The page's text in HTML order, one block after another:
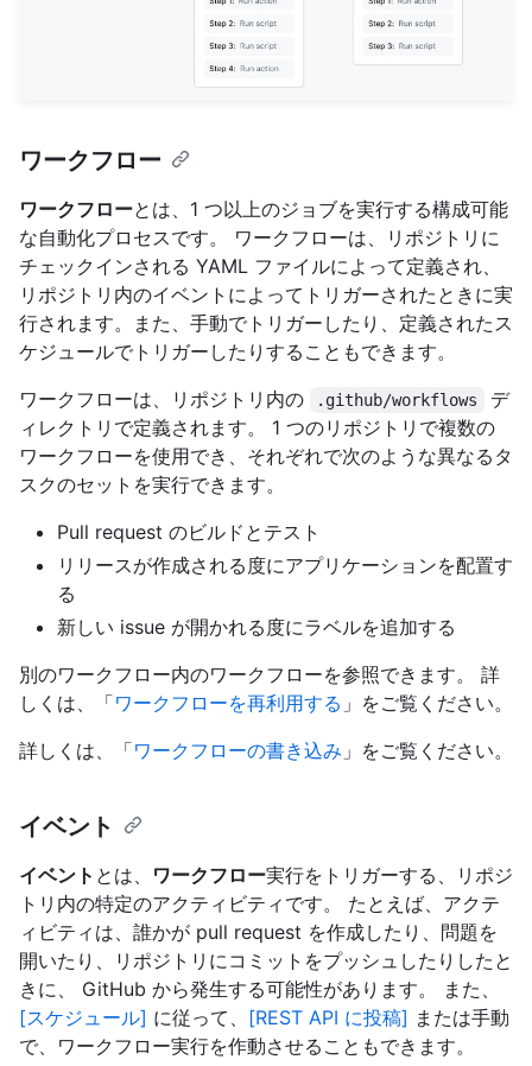
ワークフロー
ワークフローとは、1 つ以上のジョブを実行する構成可能
な自動化プロセスです。 ワークフローは、リポジトリに
チェックインされる YAML ファイルによって定義され、
リポジトリ内のイベントによってトリガーされたときに実
行されます。また、手動でトリガーしたり、定義されたス
ケジュールでトリガーしたりすることもできます。
ワークフローは、リポジトリ内の
.github/workflows
デ
ィレクトリで定義されます。 1 つのリポジトリで複数の
ワークフローを使用でき、それぞれで次のような異なるタ
スクのセットを実行できます。
Pull request のビルドとテスト
リリースが作成される度にアプリケーションを配置す
る
新しい issue が開かれる度にラベルを追加する
別のワークフロー内のワークフローを参照できます。 詳
しくは、「ワークフローを再利用する 」をご覧ください。
詳しくは、「ワークフローの書き込み 」をご覧ください。
イベント
イベント とは、 ワークフロー実行をトリガーする、リポジ
トリ内の特定のアクティビティです。 たとえば、アクテ
ィビティは、誰かが pull request を作成したり、問題を
開いたり、リポジトリにコミットをプッシュしたりしたと
きに、 GitHub から発生する可能性があります。 また、
[スケジュール] に従って、 [REST API に投稿] または手動
で、ワークフロー実行を作動させることもできます。